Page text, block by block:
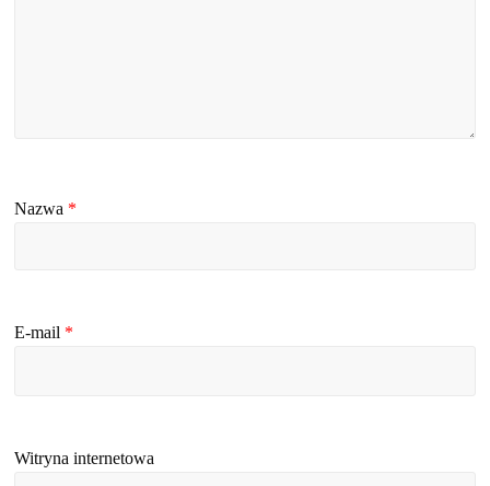
Nazwa *
E-mail *
Witryna internetowa